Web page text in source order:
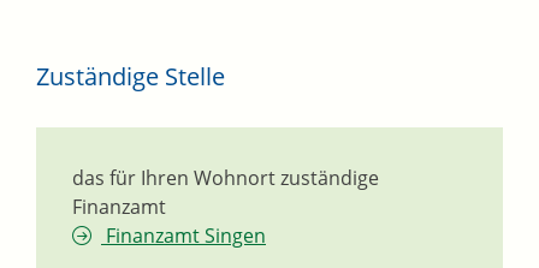
Zuständige Stelle
das für Ihren Wohnort zuständige
Finanzamt
Finanzamt Singen